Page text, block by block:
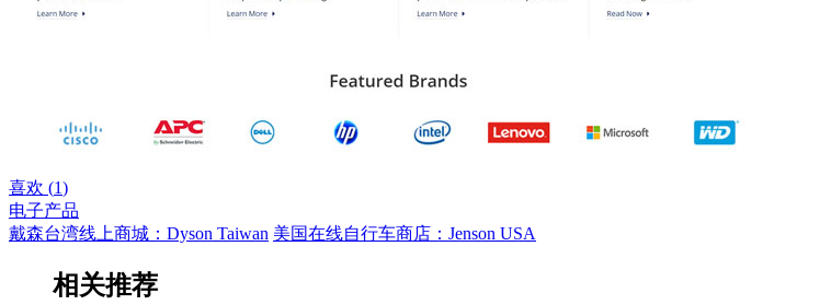
喜欢 (1)
电子产品
戴森台湾线上商城：Dyson Taiwan 美国在线自行车商店：Jenson USA
相关推荐